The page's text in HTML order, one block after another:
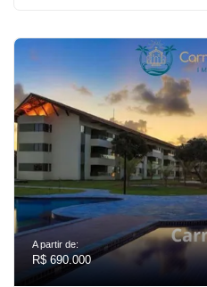
A partir de:
R$ 690.000